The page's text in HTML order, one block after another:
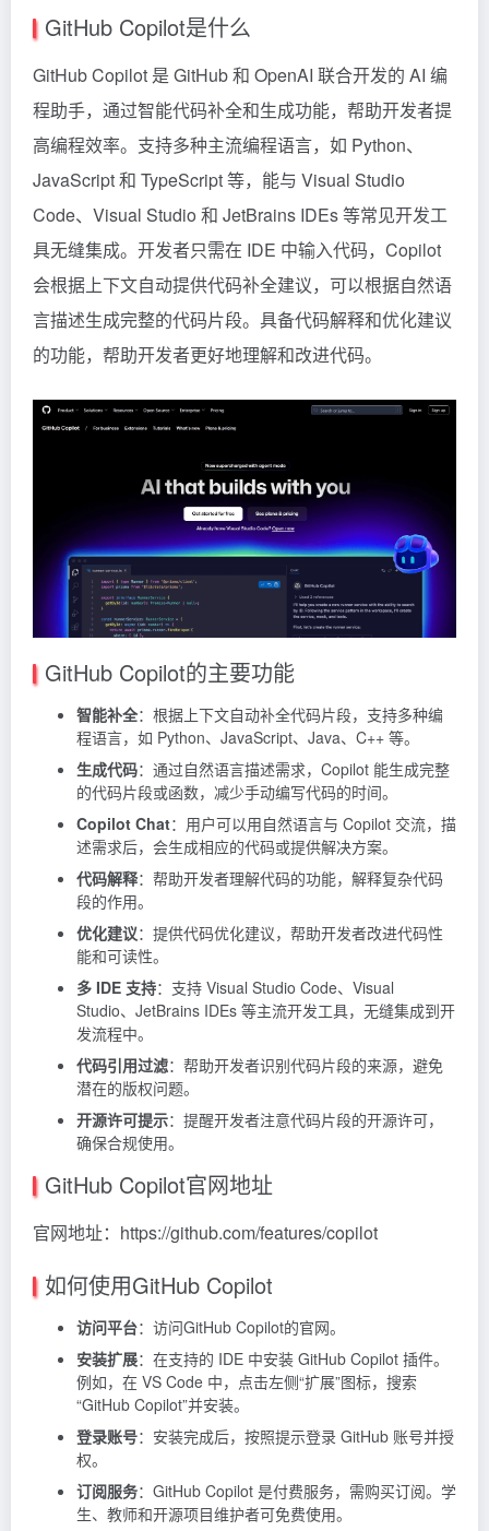
GitHub Copilot是什么
GitHub Copilot 是 GitHub 和 OpenAI 联合开发的 AI 编
程助手，通过智能代码补全和生成功能，帮助开发者提
高编程效率。支持多种主流编程语言，如 Python、
JavaScript 和 TypeScript 等，能与 Visual Studio
Code、Visual Studio 和 JetBrains IDEs 等常见开发工
具无缝集成。开发者只需在 IDE 中输入代码，Copilot
会根据上下文自动提供代码补全建议，可以根据自然语
言描述生成完整的代码片段。具备代码解释和优化建议
的功能，帮助开发者更好地理解和改进代码。
GitHub Copilot的主要功能
智能补全：根据上下文自动补全代码片段，支持多种编
程语言，如 Python、JavaScript、Java、C++ 等。
生成代码：通过自然语言描述需求，Copilot 能生成完整
的代码片段或函数，减少手动编写代码的时间。
Copilot Chat：用户可以用自然语言与 Copilot 交流，描
述需求后，会生成相应的代码或提供解决方案。
代码解释：帮助开发者理解代码的功能，解释复杂代码
段的作用。
优化建议：提供代码优化建议，帮助开发者改进代码性
能和可读性。
多 IDE 支持：支持 Visual Studio Code、Visual
Studio、JetBrains IDEs 等主流开发工具，无缝集成到开
发流程中。
代码引用过滤：帮助开发者识别代码片段的来源，避免
潜在的版权问题。
开源许可提示：提醒开发者注意代码片段的开源许可，
确保合规使用。
GitHub Copilot官网地址
官网地址：https://github.com/features/copilot
如何使用GitHub Copilot
访问平台：访问GitHub Copilot的官网。
安装扩展：在支持的 IDE 中安装 GitHub Copilot 插件。
例如，在 VS Code 中，点击左侧“扩展”图标，搜索
“GitHub Copilot”并安装。
登录账号：安装完成后，按照提示登录 GitHub 账号并授
权。
订阅服务：GitHub Copilot 是付费服务，需购买订阅。学
生、教师和开源项目维护者可免费使用。